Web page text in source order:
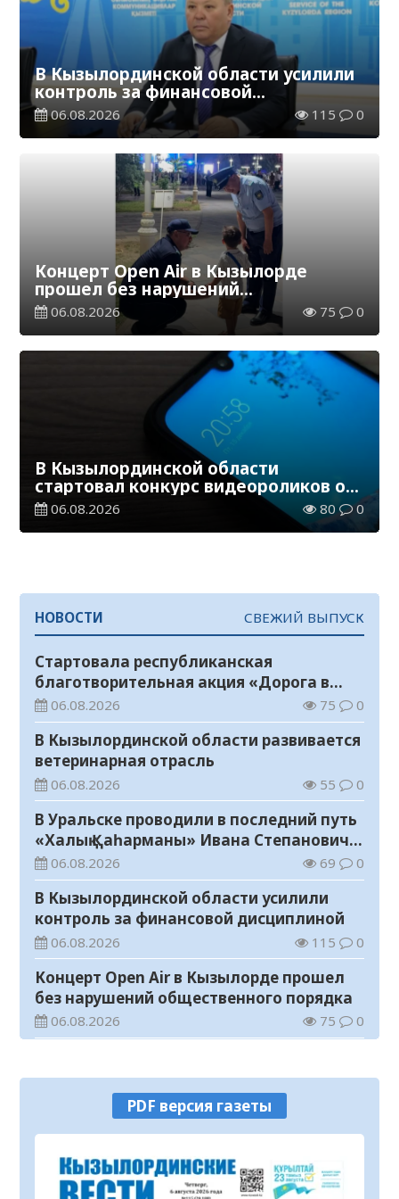
В Кызылординской области усилили
контроль за финансовой
дисциплиной
06.08.2026 115 0
Концерт Open Air в Кызылорде
прошел без нарушений
общественного порядка
06.08.2026 75 0
В Кызылординской области
стартовал конкурс видеороликов о
семейных ценностях и Конституции
06.08.2026 80 0
НОВОСТИ СВЕЖИЙ ВЫПУСК
Стартовала республиканская
благотворительная акция «Дорога в
школу»
06.08.2026 75 0
В Кызылординской области развивается
ветеринарная отрасль
06.08.2026 55 0
В Уральске проводили в последний путь
«Халық Қаһарманы» Ивана Степановича
Гапича
06.08.2026 69 0
В Кызылординской области усилили
контроль за финансовой дисциплиной
06.08.2026 115 0
Концерт Open Air в Кызылорде прошел
без нарушений общественного порядка
06.08.2026 75 0
конкурс видеороликов о семейных
ценностях и Конституции
06.08.2026
Соблюдение правил пожарной
безопасности – обязанность каждого
гражданина
06.08.2026 36
PDF версия газеты